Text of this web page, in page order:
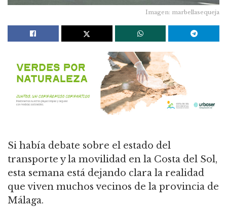
Imagen: marbellasequeja
Si había debate sobre el estado del
transporte y la movilidad en la Costa del Sol,
esta semana está dejando clara la realidad
que viven muchos vecinos de la provincia de
Málaga.